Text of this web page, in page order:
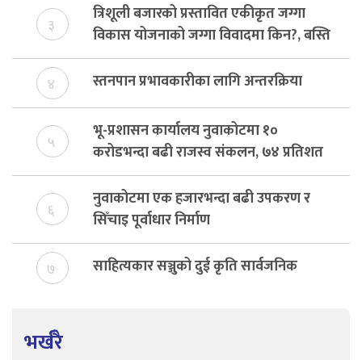
३
त्रिशूली बजारको प्रस्तावित एकीकृत जग्गा
विकास योजनाको जग्गा विवादमा किन?, बस्ति
विकास दर्ता नभए समिति विघटन हुने
४ स्तनपान प्रभावकारीका लागि अन्तरक्रिया
५
भू-प्रशासन कार्यालय नुवाकोटमा १०
करोडभन्दा बढी राजस्व संकलन, ७४ प्रतिशत
बेरुजु फर्छयौट
६
नुवाकोटमा एक हजारभन्दा बढी उपकरण र
सिँचाइ पूर्वाधार निर्माण
७ साहित्यकार सञ्जुको दुई कृति सार्वजनिक
भर्खरै